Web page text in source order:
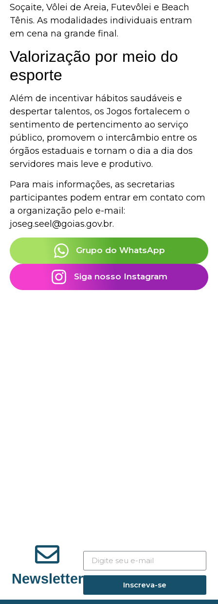
Soçaite, Vôlei de Areia, Futevôlei e Beach
Tênis. As modalidades individuais entram
em cena na grande final.
Valorização por meio do
esporte
Além de incentivar hábitos saudáveis e
despertar talentos, os Jogos fortalecem o
sentimento de pertencimento ao serviço
público, promovem o intercâmbio entre os
órgãos estaduais e tornam o dia a dia dos
servidores mais leve e produtivo.
Para mais informações, as secretarias
participantes podem entrar em contato com
a organização pelo e-mail:
joseg.seel@goias.gov.br.
Grupo do WhatsApp
Siga nosso Instagram
Newsletter Inscreva-se